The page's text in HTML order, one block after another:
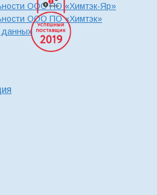
ООО ПО «Химтэк-Яр»
ООО ПО «Химтэк»
данных